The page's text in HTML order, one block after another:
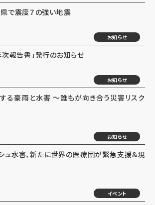
県で震度７の強い地震
お知らせ
報告書」発行のお知らせ
お知らせ
する豪雨と水害 ～誰もが向き合う災害リスク
お知らせ
シュ水害、新たに世界の医療団が緊急支援＆現
イベント